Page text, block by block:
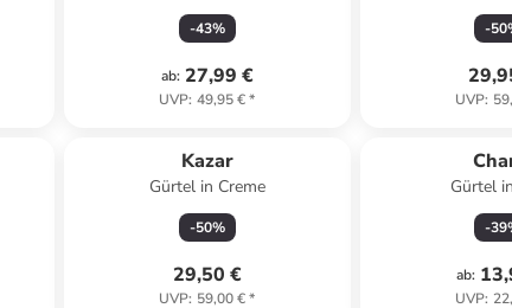
-43%
ab: 27,99 €
UVP: 49,95 €*
-50
UVP:
Kazar
Gürtel in Creme
-50%
29,50 €
UVP: 59,00 €*
Gürtel
-39
ab:
UVP: